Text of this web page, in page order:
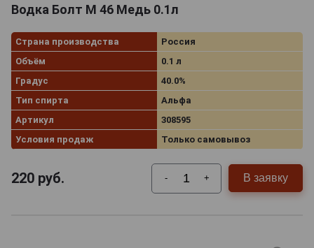
Водка Болт М 46 Медь 0.1л
Страна производства
Россия
Объём
0.1 л
Градус
40.0%
Тип спирта
Альфа
Артикул
308595
Условия продаж
Только самовывоз
220 руб. - + В заявку